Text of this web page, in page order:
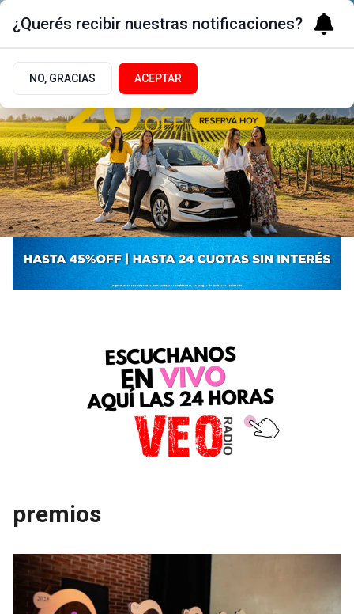
premios
¿Querés recibir nuestras notificaciones?
NO, GRACIAS ACEPTAR